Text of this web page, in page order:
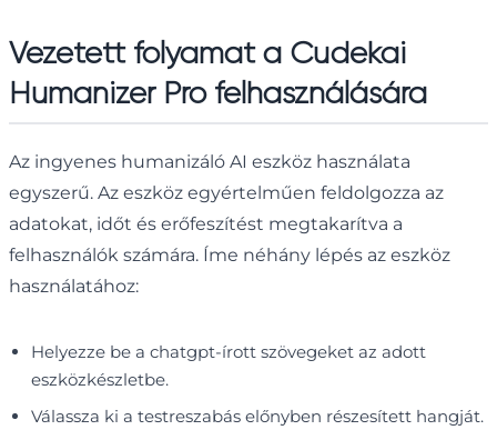
Vezetett folyamat a Cudekai
Humanizer Pro felhasználására
Az ingyenes humanizáló AI eszköz használata
egyszerű. Az eszköz egyértelműen feldolgozza az
adatokat, időt és erőfeszítést megtakarítva a
felhasználók számára. Íme néhány lépés az eszköz
használatához:
Helyezze be a chatgpt-írott szövegeket az adott
eszközkészletbe.
Válassza ki a testreszabás előnyben részesített hangját.